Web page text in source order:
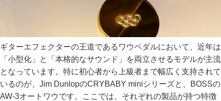
ギターエフェクターの王道であるワウペダルにおいて、近年は
「小型化」と「本格的なサウンド」を両立させるモデルが主流
となっています。特に初心者から上級者まで幅広く支持されて
いるのが、Jim DunlopのCRYBABY miniシリーズと、BOSSの
AW-3オートワウです。ここでは、それぞれの製品が持つ特徴